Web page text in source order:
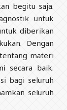
begitu saja.
untuk
diberikan
Dengan
materi
secara baik.
bagi seluruh
seluruh